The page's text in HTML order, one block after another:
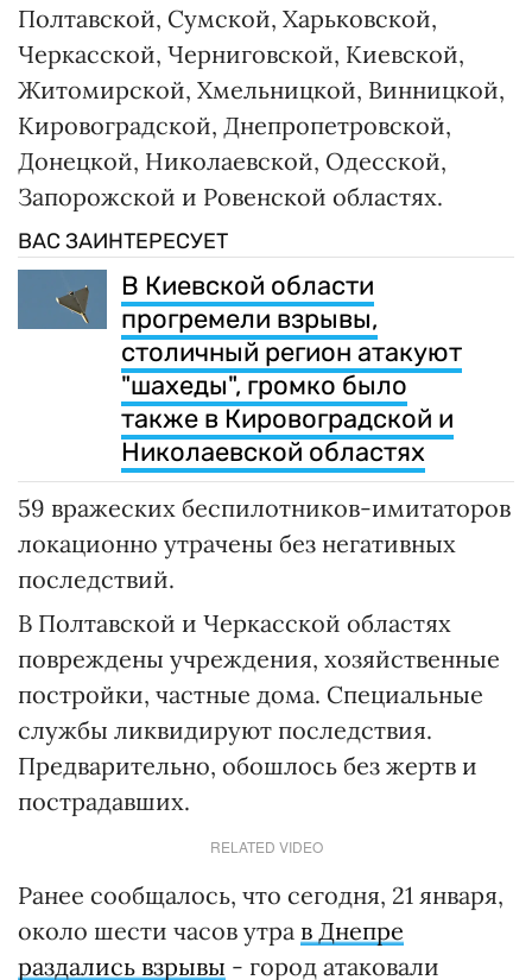
Полтавской, Сумской, Харьковской,
Черкасской, Черниговской, Киевской,
Житомирской, Хмельницкой, Винницкой,
Кировоградской, Днепропетровской,
Донецкой, Николаевской, Одесской,
Запорожской и Ровенской областях.
ВАС ЗАИНТЕРЕСУЕТ
В Киевской области
прогремели взрывы,
столичный регион атакуют
"шахеды", громко было
также в Кировоградской и
Николаевской областях
59 вражеских беспилотников-имитаторов
локационно утрачены без негативных
последствий.
В Полтавской и Черкасской областях
повреждены учреждения, хозяйственные
постройки, частные дома. Специальные
службы ликвидируют последствия.
Предварительно, обошлось без жертв и
пострадавших.
RELATED VIDEO
Ранее сообщалось, что сегодня, 21 января,
около шести часов утра в Днепре
раздались взрывы - город атаковали